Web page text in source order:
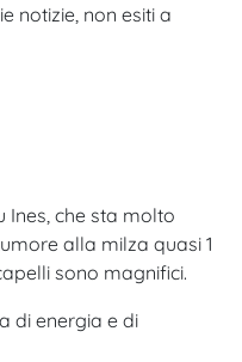
notizie, non esiti a
Ines, che sta molto
alla milza quasi 1
sono magnifici.
di energia e di